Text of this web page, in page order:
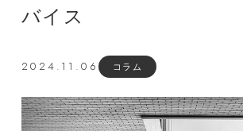
バイス
2024.11.06 コラム